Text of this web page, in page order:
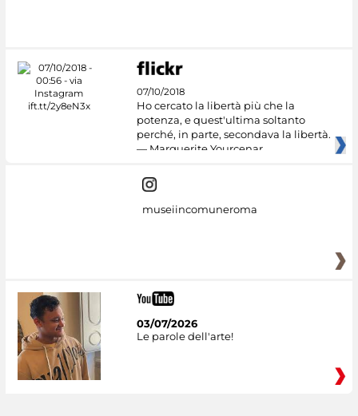
07/10/2018
Ho cercato la libertà più che la
potenza, e quest'ultima soltanto
perché, in parte, secondava la libertà.
— Marguerite Yourcenar
museiincomuneroma
03/07/2026
Le parole dell'arte!